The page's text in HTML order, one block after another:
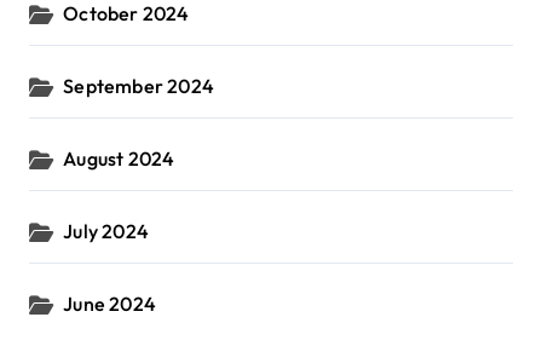
October 2024
September 2024
August 2024
July 2024
June 2024